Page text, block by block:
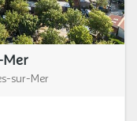
Mer
sur-Mer